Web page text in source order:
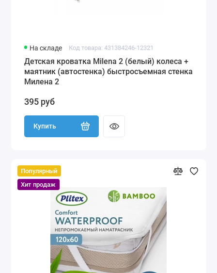
На складе Код товара: 431384246-12321
Детская кроватка Milena 2 (белый) колеса +
маятник (автостенка) быстросъемная стенка
Милена 2
395 руб
Купить
Популярный
Хит продаж